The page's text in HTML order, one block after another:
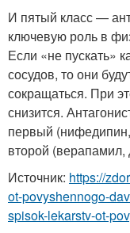
И пятый класс —
ключевую роль в
Если «не пускать»
сосудов, то они
сокращаться. При
снизится.
первый
второй
Источник: https://
ot-povyshennogo-
spisok-lekarstv-ot-